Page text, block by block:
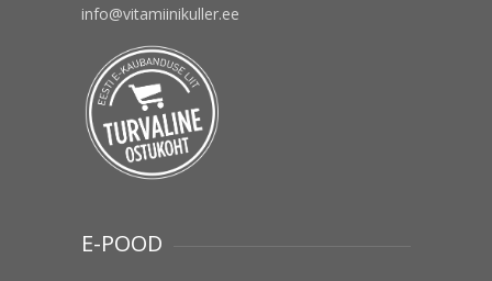
info@vitamiinikuller.ee
E-POOD